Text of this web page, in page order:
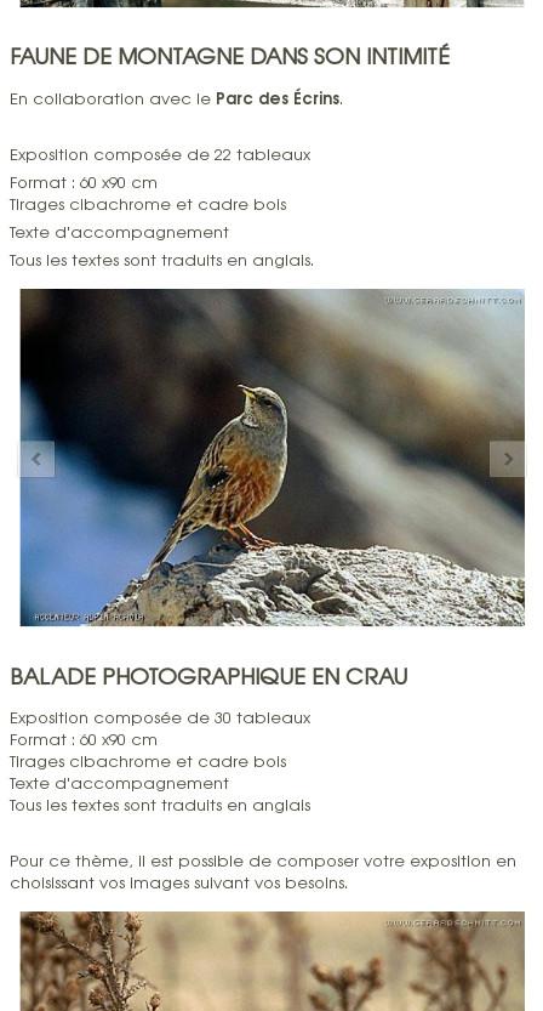
FAUNE DE MONTAGNE DANS SON INTIMITÉ
En collaboration avec le Parc des Écrins.
Exposition composée de 22 tableaux
Format : 60 x90 cm
Tirages cibachrome et cadre bois
Texte d'accompagnement
Tous les textes sont traduits en anglais.
BALADE PHOTOGRAPHIQUE EN CRAU
Exposition composée de 30 tableaux
Format : 60 x90 cm
Tirages cibachrome et cadre bois
Texte d'accompagnement
Tous les textes sont traduits en anglais
Pour ce thème, il est possible de composer votre exposition en
choisissant vos images suivant vos besoins.